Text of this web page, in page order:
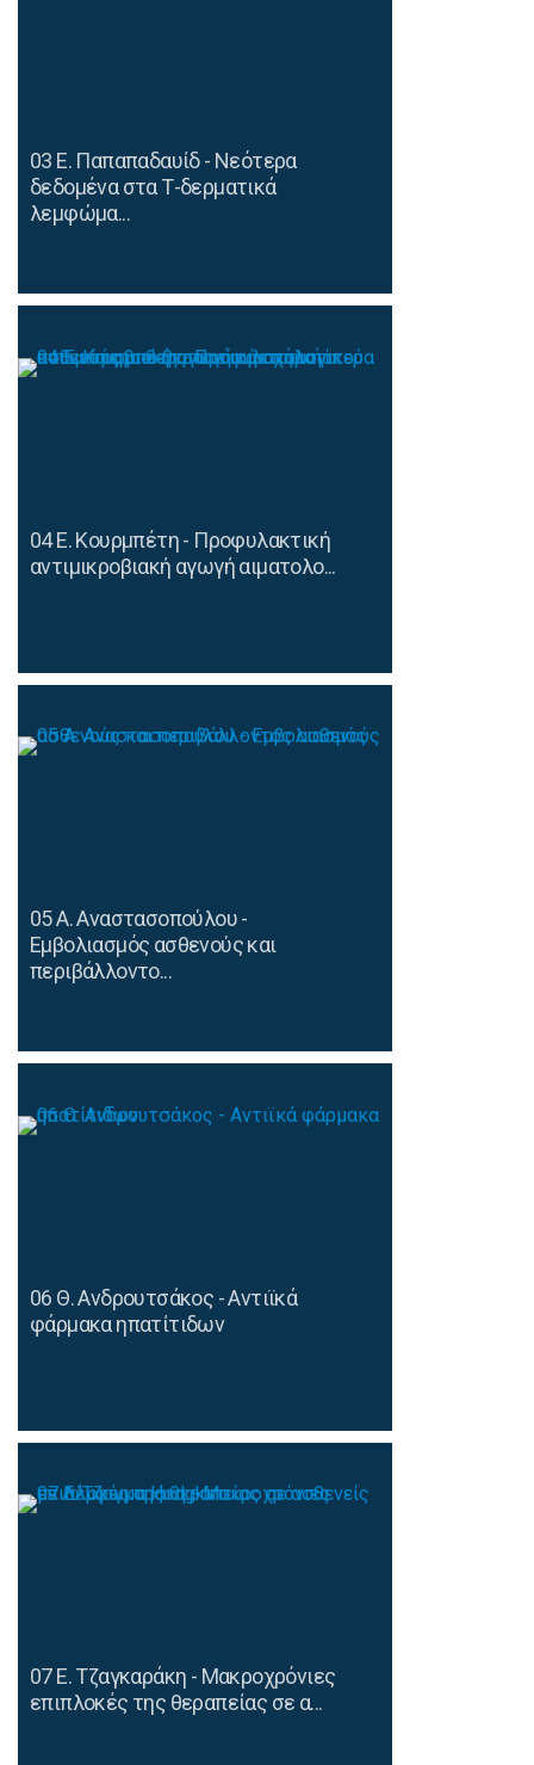
03 Ε. Παπαπαδαυίδ - Νεότερα
δεδομένα στα Τ-δερματικά
λεμφώμα...
04 Ε. Κουρμπέτη - Προφυλακτική
αντιμικροβιακή αγωγή αιματολο...
05 Α. Αναστασοπούλου -
Εμβολιασμός ασθενούς και
περιβάλλοντο...
06 Θ. Ανδρουτσάκος - Αντιϊκά
φάρμακα ηπατίτιδων
07 Ε. Τζαγκαράκη - Μακροχρόνιες
επιπλοκές της θεραπείας σε α...